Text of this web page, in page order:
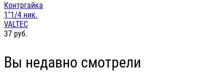
Контргайка
1"1/4 ник.
VALTEC
37 руб.
Вы недавно смотрели